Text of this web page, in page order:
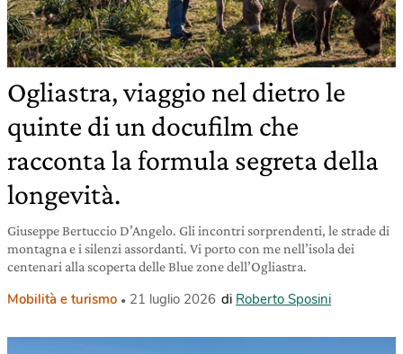
Ogliastra, viaggio nel dietro le
quinte di un docufilm che
racconta la formula segreta della
longevità.
Giuseppe Bertuccio D’Angelo. Gli incontri sorprendenti, le strade di
montagna e i silenzi assordanti. Vi porto con me nell’isola dei
centenari alla scoperta delle Blue zone dell’Ogliastra.
Mobilità e turismo 21 luglio 2026 di Roberto Sposini